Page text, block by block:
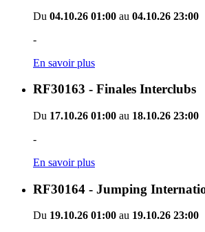
Du 04.10.26 01:00 au 04.10.26 23:00
-
En savoir plus
RF30163 - Finales Interclubs
Du 17.10.26 01:00 au 18.10.26 23:00
-
En savoir plus
RF30164 - Jumping
Du 19.10.26 01:00 au 19.10.26 23:00